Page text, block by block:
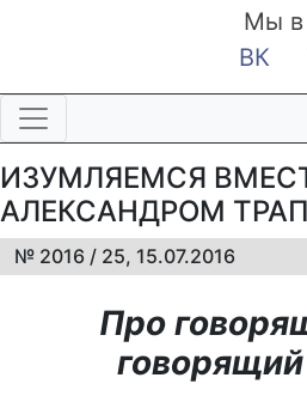
Мы в
ВК
ИЗУМЛЯЕМСЯ
АЛЕКСАНДРОМ
№ 2016 / 25, 15.07.2016
Про